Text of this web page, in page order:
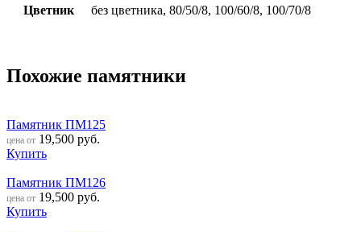
Цветник без цветника, 80/50/8, 100/60/8, 100/70/8
Похожие памятники
Памятник ПМ125
цена от 19,500 руб.
Купить
Памятник ПМ126
цена от 19,500 руб.
Купить